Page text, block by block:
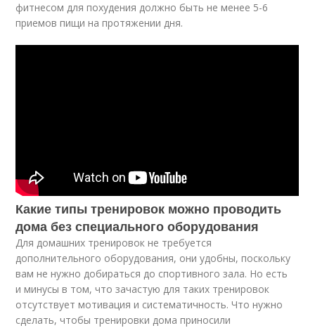
фитнесом для похудения должно быть не менее 5-6
приемов пищи на протяжении дня.
Какие типы тренировок можно проводить
дома без специального оборудования
Для домашних тренировок не требуется
дополнительного оборудования, они удобны, поскольку
вам не нужно добираться до спортивного зала. Но есть
и минусы в том, что зачастую для таких тренировок
отсутствует мотивация и систематичность. Что нужно
сделать, чтобы тренировки дома приносили